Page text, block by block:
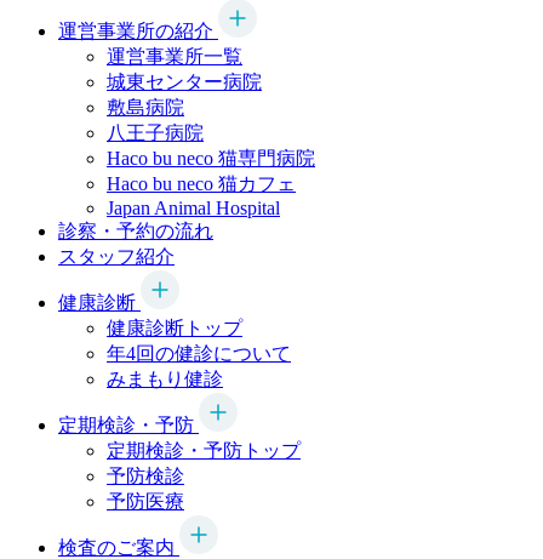
運営事業所の紹介
運営事業所一覧
城東センター病院
敷島病院
八王子病院
Haco bu neco 猫専門病院
Haco bu neco 猫カフェ
Japan Animal Hospital
診察・予約の流れ
スタッフ紹介
健康診断
健康診断トップ
年4回の健診について
みまもり健診
定期検診・予防
定期検診・予防トップ
予防検診
予防医療
検査のご案内